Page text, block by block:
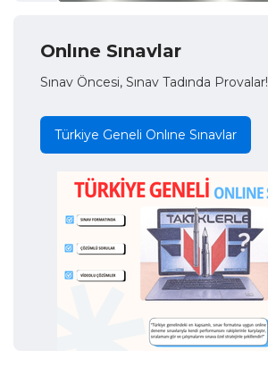
Onlıne Sınavlar
Sınav Öncesi, Sınav Tadında Provalar!
Türkiye Geneli Onlıne Sınavlar